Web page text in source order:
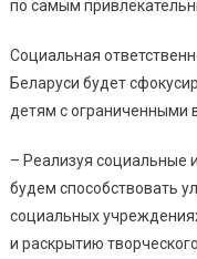
по самым
Социальная
Беларуси будет
детям с ограниченными
– Реализуя социальные
будем способствовать
социальных
и раскрытию